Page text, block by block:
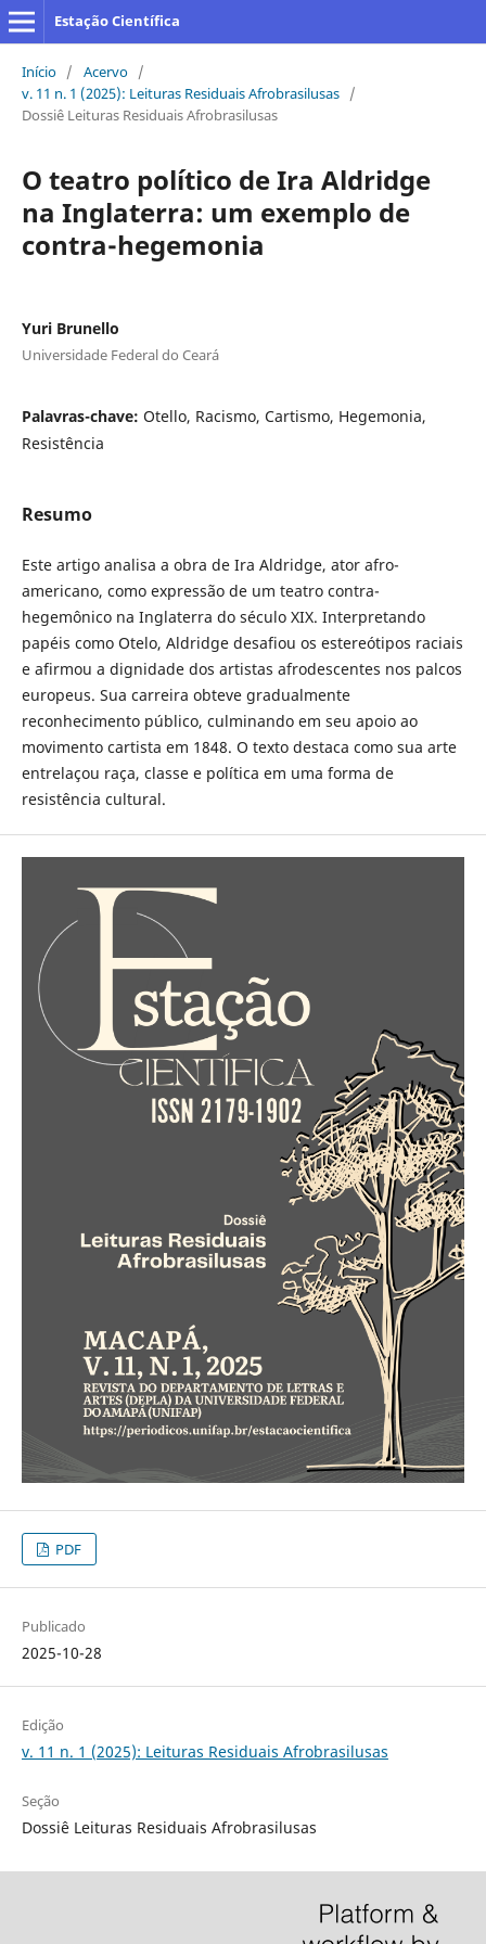
Estação Científica
Início / Acervo /
v. 11 n. 1 (2025): Leituras Residuais Afrobrasilusas /
Dossiê Leituras Residuais Afrobrasilusas
O teatro político de Ira Aldridge
na Inglaterra: um exemplo de
contra-hegemonia
Yuri Brunello
Universidade Federal do Ceará
Palavras-chave: Otello, Racismo, Cartismo, Hegemonia,
Resistência
Resumo
Este artigo analisa a obra de Ira Aldridge, ator afro-
americano, como expressão de um teatro contra-
hegemônico na Inglaterra do século XIX. Interpretando
papéis como Otelo, Aldridge desafiou os estereótipos raciais
e afirmou a dignidade dos artistas afrodescentes nos palcos
europeus. Sua carreira obteve gradualmente
reconhecimento público, culminando em seu apoio ao
movimento cartista em 1848. O texto destaca como sua arte
entrelaçou raça, classe e política em uma forma de
resistência cultural.
PDF
Publicado
2025-10-28
Edição
v. 11 n. 1 (2025): Leituras Residuais Afrobrasilusas
Seção
Dossiê Leituras Residuais Afrobrasilusas